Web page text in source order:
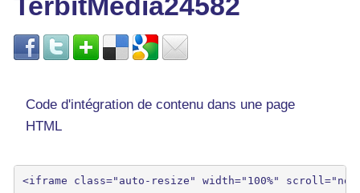
Code d'intégration de contenu dans une page
HTML